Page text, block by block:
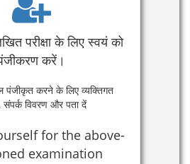
परीक्षा के लिए स्वयं को
करें।
पंजीकृत करने के लिए व्यक्तिगत
संपर्क विवरण और पता दें
for the above-
examination